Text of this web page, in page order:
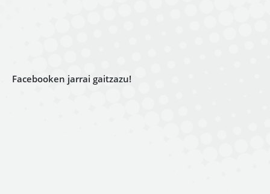
Facebooken jarrai gaitzazu!